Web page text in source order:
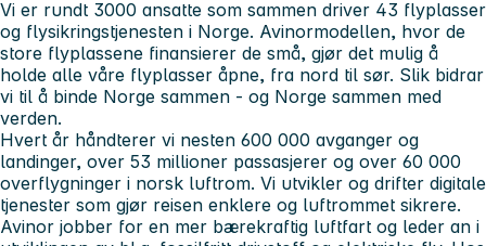
Vi er rundt 3000 ansatte som sammen driver 43 flyplasser
og flysikringstjenesten i Norge. Avinormodellen, hvor de
store flyplassene finansierer de små, gjør det mulig å
holde alle våre flyplasser åpne, fra nord til sør. Slik bidrar
vi til å binde Norge sammen - og Norge sammen med
verden.
Hvert år håndterer vi nesten 600 000 avganger og
landinger, over 53 millioner passasjerer og over 60 000
overflygninger i norsk luftrom. Vi utvikler og drifter digitale
tjenester som gjør reisen enklere og luftrommet sikrere.
Avinor jobber for en mer bærekraftig luftfart og leder an i